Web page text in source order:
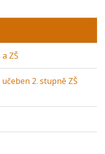
ZŠ
2. stupně ZŠ